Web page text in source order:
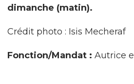
dimanche (matin).
Crédit photo : Isis Mecheraf
Fonction/Mandat : Autrice